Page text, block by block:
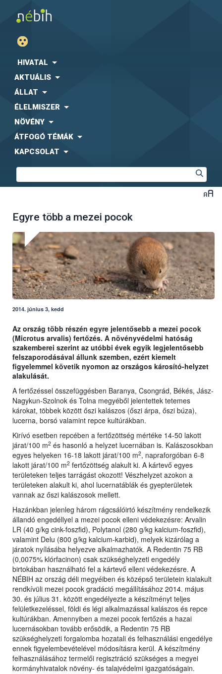
HIVATAL
AKTUÁLIS
ÁLLAT
ÉLELMISZER
NÖVÉNY
ÁTFOGÓ TÉMÁK
KAPCSOLAT
Egyre több a mezei pocok
2014. június 3, kedd
Az ország több részén egyre jelentősebb a mezei pocok
(Microtus arvalis) fertőzés. A növényvédelmi hatóság
szakemberei szerint az utóbbi évek egyik legjelentősebb
felszaporodásával állunk szemben, ezért kiemelt
figyelemmel követik nyomon az országos károsító-helyzet
alakulását.
A fertőzéssel összefüggésben Baranya, Csongrád, Békés, Jász-
Nagykun-Szolnok és Tolna megyéből jelentettek tetemes
károkat, többek között őszi kalászos (őszi árpa, őszi búza),
lucerna, borsó valamint repce kultúrákban.
Kirívó esetben repcében a fertőzöttség mértéke 14-50 lakott
járat/100 m2 és hasonló a helyzet lucernában is. Kalászosokban
egyes helyeken 16-18 lakott járat/100 m2, napraforgóban 6-8
lakott járat/100 m2 fertőzöttség alakult ki. A kártevő egyes
területeken teljes tarrágást okozott! Vészhelyzet azokon a
területeken alakult ki, ahol lucernatáblák és gyepterületek
vannak az őszi kalászosok mellett.
Hazánkban jelenleg három rágcsálóirtó készítmény rendelkezik
állandó engedéllyel a mezei pocok elleni védekezésre: Arvalin
LR (40 g/kg cink-foszfid), Polytanol (280 g/kg kalcium-foszfid),
valamint Delu (800 g/kg kalcium-karbid), melyek kizárólag a
járatok nyílásába helyezve alkalmazhatók. A Redentin 75 RB
(0,0075% klórfacinon) csak szükséghelyzeti engedély
birtokában használható fel a kártevő elleni védekezésre. A
NÉBIH az ország déli megyéiben és középső területein kialakult
rendkívüli mezei pocok gradáció megállításához 2014. május
30. és július 31. között engedélyezte a készítményt teljes
felületkezeléssel, földi és légi alkalmazással kalászos és repce
kultúrákban. Amennyiben a mezei pocok fertőzés a hazai
lucernásokban tovább erősödik, a Redentin 75 RB
szükséghelyzeti forgalomba hozatali és felhasználási engedélye
ennek figyelembevételével módosításra kerül. A készítmény
felhasználásához termelői regisztráció szükséges a megyei
kormányhivatalok növény- és talajvédelmi igazgatóságain.